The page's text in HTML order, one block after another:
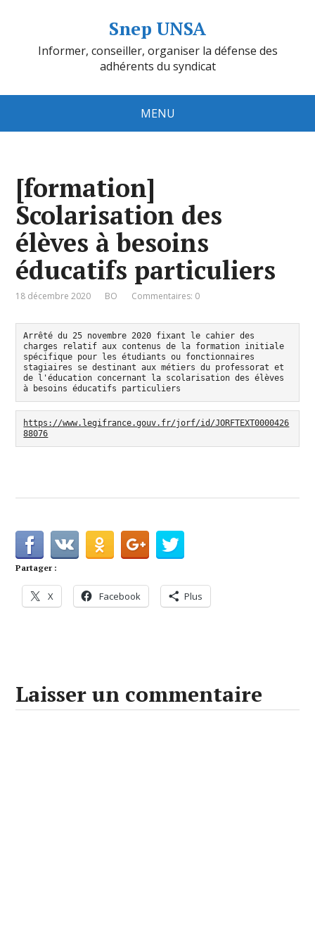
Snep UNSA
Informer, conseiller, organiser la défense des
adhérents du syndicat
MENU
[formation]
Scolarisation des
élèves à besoins
éducatifs particuliers
18 décembre 2020 BO Commentaires: 0
Arrêté du 25 novembre 2020 fixant le cahier des
charges relatif aux contenus de la formation initiale
spécifique pour les étudiants ou fonctionnaires
stagiaires se destinant aux métiers du professorat et
de l'éducation concernant la scolarisation des élèves
à besoins éducatifs particuliers
https://www.legifrance.gouv.fr/jorf/id/JORFTEXT0000426
88076
Partager :
X Facebook Plus
Laisser un commentaire